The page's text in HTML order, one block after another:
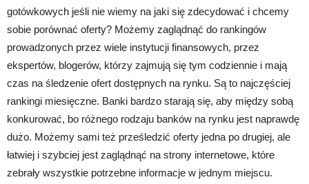
gotówkowych jeśli nie wiemy na jaki się zdecydować i chcemy
sobie porównać oferty? Możemy zaglądnąć do rankingów
prowadzonych przez wiele instytucji finansowych, przez
ekspertów, blogerów, którzy zajmują się tym codziennie i mają
czas na śledzenie ofert dostępnych na rynku. Są to najczęściej
rankingi miesięczne. Banki bardzo starają się, aby między sobą
konkurować, bo różnego rodzaju banków na rynku jest naprawdę
dużo. Możemy sami też prześledzić oferty jedna po drugiej, ale
łatwiej i szybciej jest zaglądnąć na strony internetowe, które
zebrały wszystkie potrzebne informacje w jednym miejscu.